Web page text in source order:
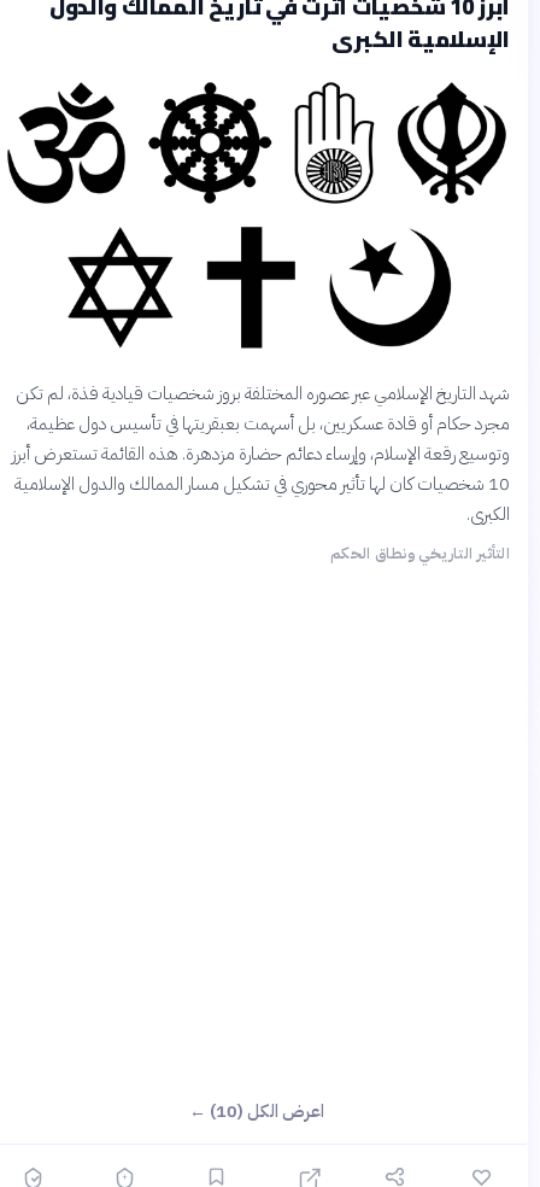
الإسلامية الكبرى
شهد التاريخ الإسلامي عبر عصوره المختلفة بروز شخصيات قيادية فذة، لم تكن
مجرد حكام أو قادة عسكريين، بل أسهمت بعبقريتها في تأسيس دول عظيمة،
وتوسيع رقعة الإسلام، وإرساء دعائم حضارة مزدهرة. هذه القائمة تستعرض أبرز
10 شخصيات كان لها تأثير محوري في تشكيل مسار الممالك والدول الإسلامية
الكبرى.
التأثير التاريخي ونطاق الحكم
اعرض الكل (10) ←